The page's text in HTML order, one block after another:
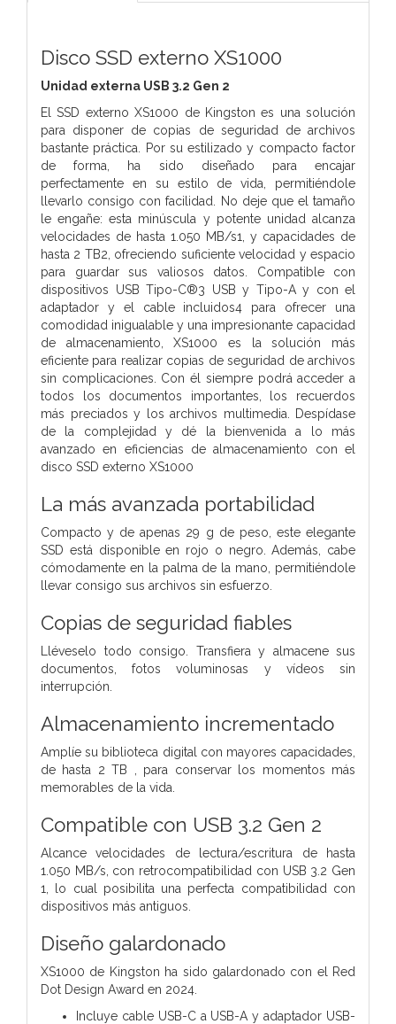
Disco SSD externo XS1000
Unidad externa USB 3.2 Gen 2
El SSD externo XS1000 de Kingston es una solución
para disponer de copias de seguridad de archivos
bastante práctica. Por su estilizado y compacto factor
de forma, ha sido diseñado para encajar
perfectamente en su estilo de vida, permitiéndole
llevarlo consigo con facilidad. No deje que el tamaño
le engañe: esta minúscula y potente unidad alcanza
velocidades de hasta 1.050 MB/s1, y capacidades de
hasta 2 TB2, ofreciendo suficiente velocidad y espacio
para guardar sus valiosos datos. Compatible con
dispositivos USB Tipo-C®3 USB y Tipo-A y con el
adaptador y el cable incluidos4 para ofrecer una
comodidad inigualable y una impresionante capacidad
de almacenamiento, XS1000 es la solución más
eficiente para realizar copias de seguridad de archivos
sin complicaciones. Con él siempre podrá acceder a
todos los documentos importantes, los recuerdos
más preciados y los archivos multimedia. Despídase
de la complejidad y dé la bienvenida a lo más
avanzado en eficiencias de almacenamiento con el
disco SSD externo XS1000
La más avanzada portabilidad
Compacto y de apenas 29 g de peso, este elegante
SSD está disponible en rojo o negro. Además, cabe
cómodamente en la palma de la mano, permitiéndole
llevar consigo sus archivos sin esfuerzo.
Copias de seguridad fiables
Lléveselo todo consigo. Transfiera y almacene sus
documentos, fotos voluminosas y vídeos sin
interrupción.
Almacenamiento incrementado
Amplíe su biblioteca digital con mayores capacidades,
de hasta 2 TB , para conservar los momentos más
memorables de la vida.
Compatible con USB 3.2 Gen 2
Alcance velocidades de lectura/escritura de hasta
1.050 MB/s, con retrocompatibilidad con USB 3.2 Gen
1, lo cual posibilita una perfecta compatibilidad con
dispositivos más antiguos.
Diseño galardonado
XS1000 de Kingston ha sido galardonado con el Red
Dot Design Award en 2024.
Incluye cable USB-C a USB-A y adaptador USB-